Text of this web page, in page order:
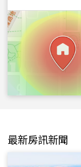
最新房訊新聞